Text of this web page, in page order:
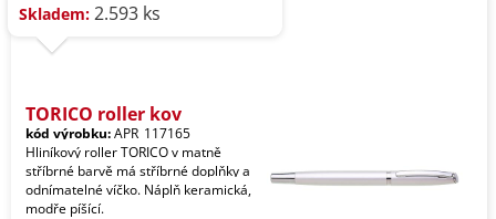
Skladem: 2.593 ks
TORICO roller kov
kód výrobku:APR_117165
Hliníkový roller TORICO v matně
stříbrné barvě má stříbrné doplňky a
odnímatelné víčko. Náplň keramická,
modře píšící.